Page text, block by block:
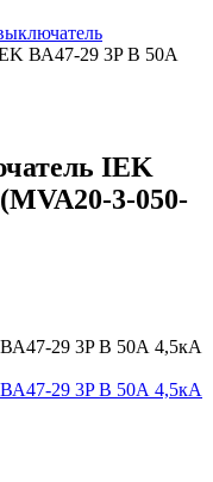
ВА47-29 3P B 50А
IEK
3-050-